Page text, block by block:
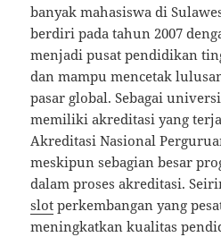
banyak mahasiswa di
berdiri pada tahun 2007
menjadi pusat pendidikan
dan mampu mencetak
pasar global. Sebagai
memiliki akreditasi yang
Akreditasi Nasional
meskipun sebagian besar
dalam proses akreditasi.
slot perkembangan yang
meningkatkan kualitas